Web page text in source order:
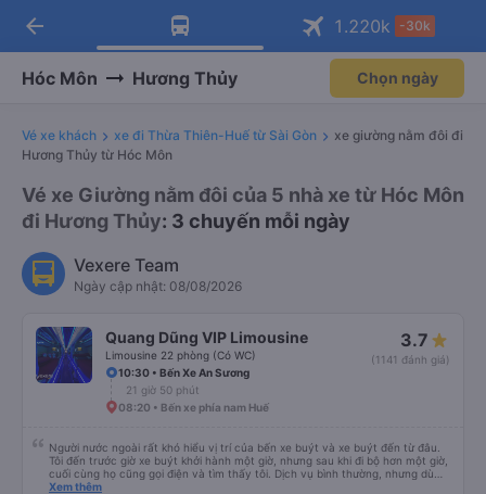
Tải app Vexere ngay!
Nhận ưu đãi thành viên độc
Mở app
Tải app Vexere
-30k/ghế khi đặt vé máy bay qua
Mở app
arrow_back 1.220k -30k
Hóc Môn Hương Thủy Chọn ngày
Vé xe khách xe đi Thừa Thiên-Huế từ Sài Gòn
xe giường nằm đôi đi
Hương Thủy từ Hóc Môn
Vé xe Giường nằm đôi của 5 nhà xe từ Hóc Môn
đi Hương Thủy: 3 chuyến mỗi ngày
Vexere Team
Ngày cập nhật: 08/08/2026
Quang Dũng VIP Limousine
Limousine 22 phòng (Có WC)
3.7
(1141 đánh giá)
10:30 • Bến Xe An Sương
21 giờ 50 phút
08:20 • Bến xe phía nam Huế
Người nước ngoài rất khó hiểu vị trí của bến xe buýt và xe buýt đến từ đâu.
Tôi đến trước giờ xe buýt khởi hành một giờ, nhưng sau khi đi bộ hơn một giờ,
cuối cùng họ cũng gọi điện và tìm thấy tôi. Dịch vụ bình thường, nhưng dù
sao thì tôi ngủ ngon hơn ở khách sạn vì tôi rất thoải mái. Sẽ tuyệt hơn nếu
Xem thêm